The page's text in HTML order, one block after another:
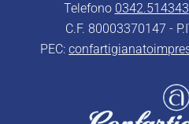
Telefono 0342.514343
C.F. 80003370147 -
PEC: